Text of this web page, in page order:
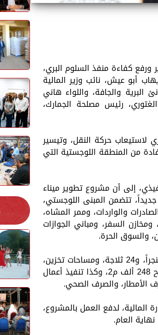
كفاءة منفذ السلوم البري،
أبو عيش، نائب وزير المالية
البرية والجافة، واللواء هاني
رئيس مصلحة الجمارك،
لاستيعاب حركة النقل، وتيسير
من المنطقة اللوجستية التي
إلى أن مشروع تطوير ميناء
إلى معدلات تنفيذ متقدمة، حيث يشمل انشاء 13 مبنىًِ جديداً، تتضمن المبنى اللوجستي،
والواردات، وممر المشاه،
ومخازن السفر، ومباني الجوازات
والسوق الحرة.
وأضاف الوزير أن المشروع يتضمن كذلك إقامة مناطق لوجستية بواقع 20 هنجراً، و24 ثلاجة، ومساحات تخزين،
مع تنفيذ أعمال طرق اسفلتية بمسطح 150 ألف م2، وطرق خرسانية بمسطح 248 ألف م2، وكذا تنفيذ أعمال
الأمطار، والصرف الصحي.
توفير 250 مليون جنيه من وزارة المالية، لدفع العمل بالمشروع،
العام.